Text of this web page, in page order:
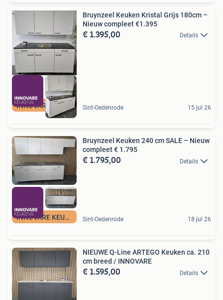
INNOVARE KEUKENS
Bruynzeel Keuken Kristal Grijs 180cm –
Nieuw compleet €1.395
€ 1.395,00 Details
Sint-Oedenrode 15 jul 26
INNOVARE KEUKENS
Bruynzeel Keuken 240 cm SALE – Nieuw
compleet € 1.795
€ 1.795,00 Details
Sint-Oedenrode 18 jul 26
NIEUWE Q-Line ARTEGO Keuken ca. 210
cm breed / INNOVARE
€ 1.595,00 Details